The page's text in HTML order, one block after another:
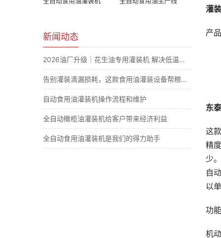
灌
产
东
这
精
少
自
以
功
机
新闻动态
2026油厂升级｜花生油专用灌装机 解决低温凝固滴漏计量难题
告别灌装滴漏损耗，这款食用油灌装设备帮粮油厂大幅节省原料成本
自动食用油灌装机操作流程和维护
全自动橄榄油灌装机给客户带来经济利益
全自动食用油灌装机是我们的得力助手